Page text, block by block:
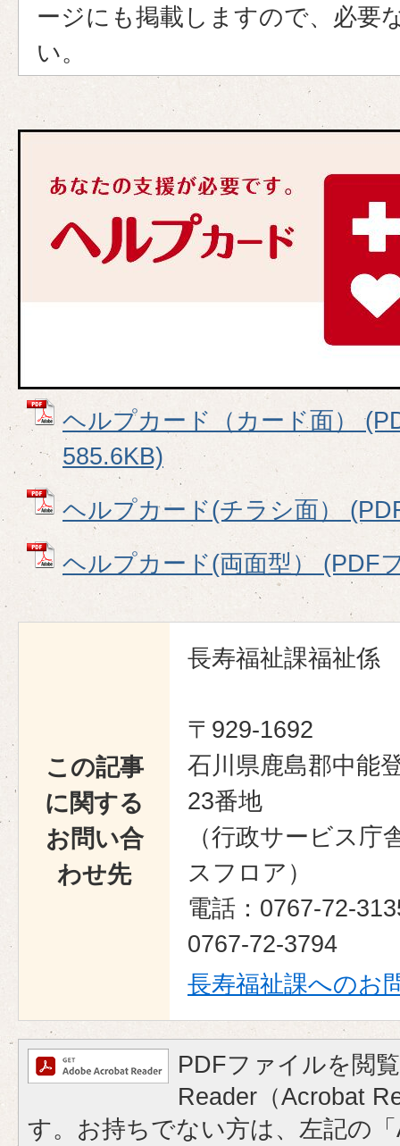
ージにも掲載しますので、必要
い。
ヘルプカード（カード面）
585.6KB)
ヘルプカード(チラシ面）
ヘルプカード(両面型） (PDF
この記事
に関する
お問い合
わせ先
長寿福祉課福祉係
〒929-1692
石川県鹿島郡中能
23番地
（行政サービス
スフロア）
電話：0767-72-
0767-72-3794
長寿福祉課へのお
PDFファイルを閲
Reader（Acrobat
す。お持ちでない方は、左記の